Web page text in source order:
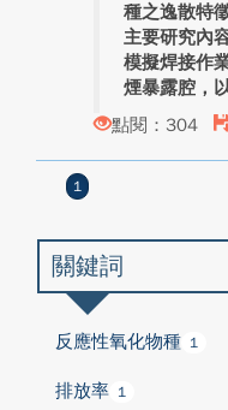
種之逸散特
主要研究內
模擬焊接作
煙暴露腔，
點閱：304
1
關鍵詞
反應性氧化物種 1
排放率 1